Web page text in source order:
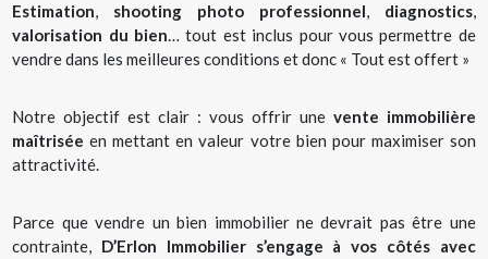
Estimation, shooting photo professionnel, diagnostics,
valorisation du bien… tout est inclus pour vous permettre de
vendre dans les meilleures conditions et donc « Tout est offert »
Notre objectif est clair : vous offrir une vente immobilière
maîtriséeen mettant en valeur votre bien pour maximiser son
attractivité.
Parce que vendre unbien immobilierne devrait pas être une
contrainte, D’Erlon Immobilier s’engage à vos côtés avec